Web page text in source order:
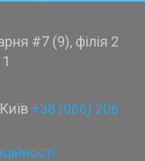
#7 (9), філія 2
+38 (066) 206